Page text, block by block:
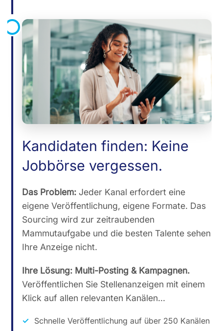
Kandidaten finden: Keine
Jobbörse vergessen.
Das Problem: Jeder Kanal erfordert eine
eigene Veröffentlichung, eigene Formate. Das
Sourcing wird zur zeitraubenden
Mammutaufgabe und die besten Talente sehen
Ihre Anzeige nicht.
Ihre Lösung: Multi-Posting & Kampagnen.
Veröffentlichen Sie Stellenanzeigen mit einem
Klick auf allen relevanten Kanälen...
Schnelle Veröffentlichung auf über 250 Kanälen